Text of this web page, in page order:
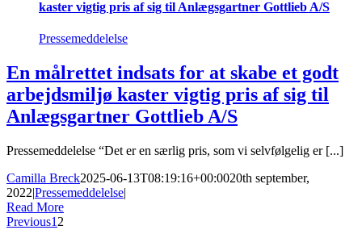
kaster vigtig pris af sig til Anlægsgartner Gottlieb A/S
Pressemeddelelse
En målrettet indsats for at skabe et godt
arbejdsmiljø kaster vigtig pris af sig til
Anlægsgartner Gottlieb A/S
Pressemeddelelse “Det er en særlig pris, som vi selvfølgelig er [...]
Camilla Breck2025-06-13T08:19:16+00:0020th september,
2022|Pressemeddelelse|
Read More
Previous1 2